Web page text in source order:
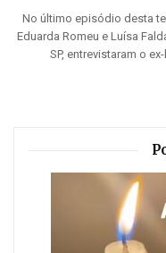
No último episódio desta
Eduarda Romeu e Luísa
SP, entrevistaram o